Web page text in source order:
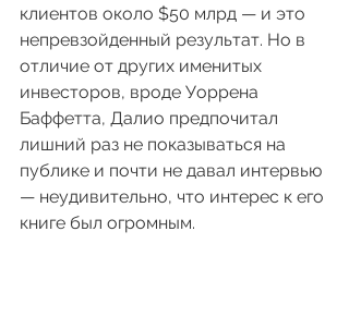
клиентов около $50 млрд — и это
непревзойденный результат. Но в
отличие от других именитых
инвесторов, вроде Уоррена
Баффетта, Далио предпочитал
лишний раз не показываться на
публике и почти не давал интервью
— неудивительно, что интерес к его
книге был огромным.